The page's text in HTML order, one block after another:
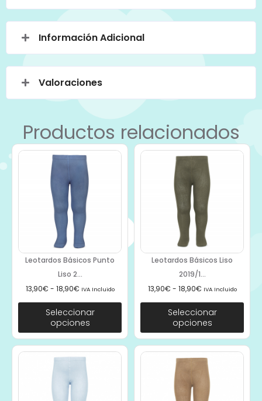
Información Adicional
Valoraciones
Productos relacionados
Leotardos Básicos Punto
Liso 2...
13,90€ - 18,90€ IVA Incluido
Seleccionar
opciones
Leotardos Básicos Liso
2019/1...
13,90€ - 18,90€ IVA Incluido
Seleccionar
opciones